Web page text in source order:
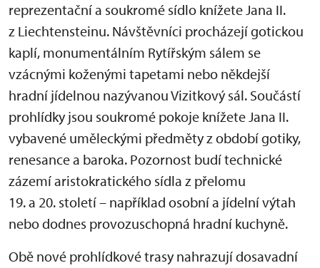
reprezentační a soukromé sídlo knížete Jana II.
z Liechtensteinu. Návštěvníci procházejí gotickou
kaplí, monumentálním Rytířským sálem se
vzácnými koženými tapetami nebo někdejší
hradní jídelnou nazývanou Vizitkový sál. Součástí
prohlídky jsou soukromé pokoje knížete Jana II.
vybavené uměleckými předměty z období gotiky,
renesance a baroka. Pozornost budí technické
zázemí aristokratického sídla z přelomu
19. a 20. století – například osobní a jídelní výtah
nebo dodnes provozuschopná hradní kuchyně.
Obě nové prohlídkové trasy nahrazují dosavadní